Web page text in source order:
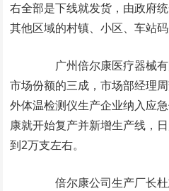
右全部是下线就发货，由政府
其他区域的村镇、小区、车站码
广州倍尔康医疗器械有
市场份额的三成，市场部经理
外体温检测仪生产企业纳入应
康就开始复产并新增生产线，
到2万支左右。
倍尔康公司生产厂长杜